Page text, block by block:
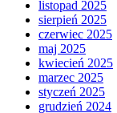
listopad 2025
sierpień 2025
czerwiec 2025
maj 2025
kwiecień 2025
marzec 2025
styczeń 2025
grudzień 2024